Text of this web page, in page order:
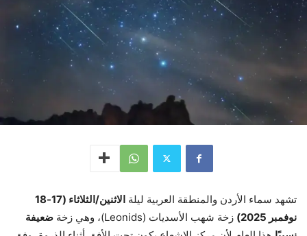
تشهد سماء الأردن والمنطقة العربية ليلة
الاثنين/الثلاثاء (17-18
نوفمبر 2025)
زخة شهب الأسديات (Leonids)، وهي زخة
ضعيفة